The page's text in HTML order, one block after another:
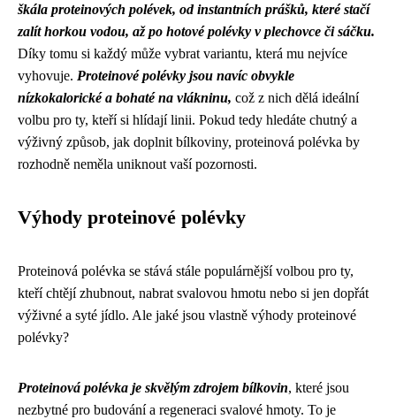
škála proteinových polévek, od instantních prášků, které stačí
zalít horkou vodou, až po hotové polévky v plechovce či sáčku.
Díky tomu si každý může vybrat variantu, která mu nejvíce
vyhovuje. Proteinové polévky jsou navíc obvykle
nízkokalorické a bohaté na vlákninu, což z nich dělá ideální
volbu pro ty, kteří si hlídají linii. Pokud tedy hledáte chutný a
výživný způsob, jak doplnit bílkoviny, proteinová polévka by
rozhodně neměla uniknout vaší pozornosti.
Výhody proteinové polévky
Proteinová polévka se stává stále populárnější volbou pro ty,
kteří chtějí zhubnout, nabrat svalovou hmotu nebo si jen dopřát
výživné a syté jídlo. Ale jaké jsou vlastně výhody proteinové
polévky?
Proteinová polévka je skvělým zdrojem bílkovin, které jsou
nezbytné pro budování a regeneraci svalové hmoty. To je